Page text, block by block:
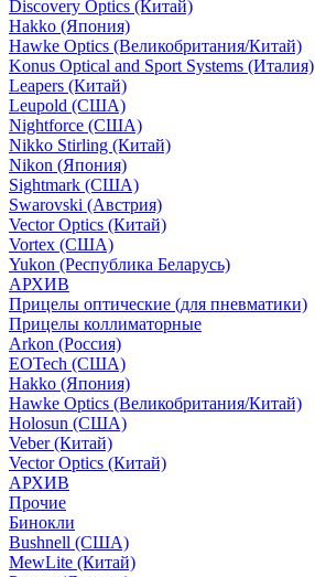
Discovery Optics (Китай)
Hakko (Япония)
Hawke Optics (Великобритания/Китай)
Konus Optical and Sport Systems (Италия)
Leapers (Китай)
Leupold (США)
Nightforce (США)
Nikko Stirling (Китай)
Nikon (Япония)
Sightmark (США)
Swarovski (Австрия)
Vector Optics (Китай)
Vortex (США)
Yukon (Республика Беларусь)
АРХИВ
Прицелы оптические (для пневматики)
Прицелы коллиматорные
Arkon (Россия)
EOTech (США)
Hakko (Япония)
Hawke Optics (Великобритания/Китай)
Holosun (США)
Veber (Китай)
Vector Optics (Китай)
АРХИВ
Прочие
Бинокли
Bushnell (США)
MewLite (Китай)